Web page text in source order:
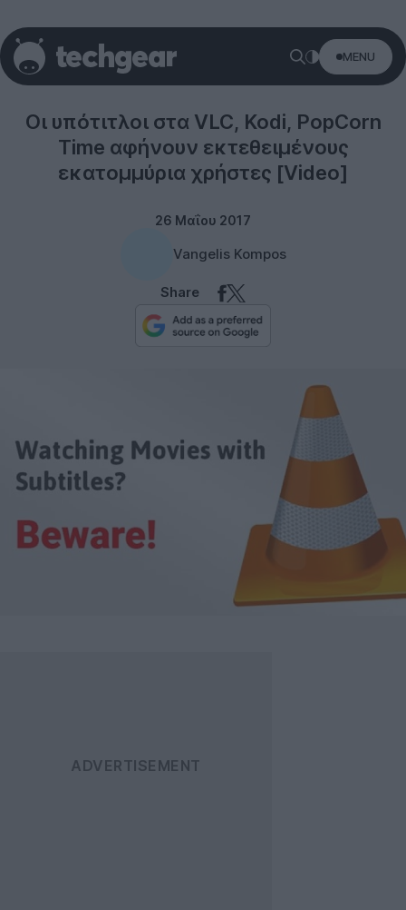
MENU
Οι υπότιτλοι στα VLC, Kodi, PopCorn
Time αφήνουν εκτεθειμένους
εκατομμύρια χρήστες [Video]
26 Μαΐου 2017
Vangelis Kompos
Share